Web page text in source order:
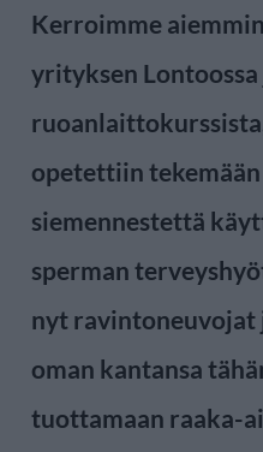
Kerroimme
yrityksen
opetettiin
siemennestettä
sperman
nyt
oman kantansa
tuottamaan raaka-